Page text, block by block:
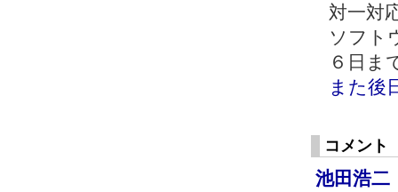
対一対
ソフト
６日ま
また後
コメント
池田浩二